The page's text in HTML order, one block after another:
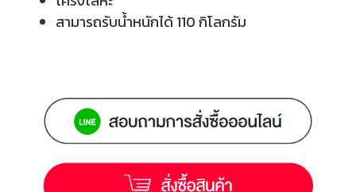
สามารถรับน้ำหนักได้ 110 กิโลกรัม